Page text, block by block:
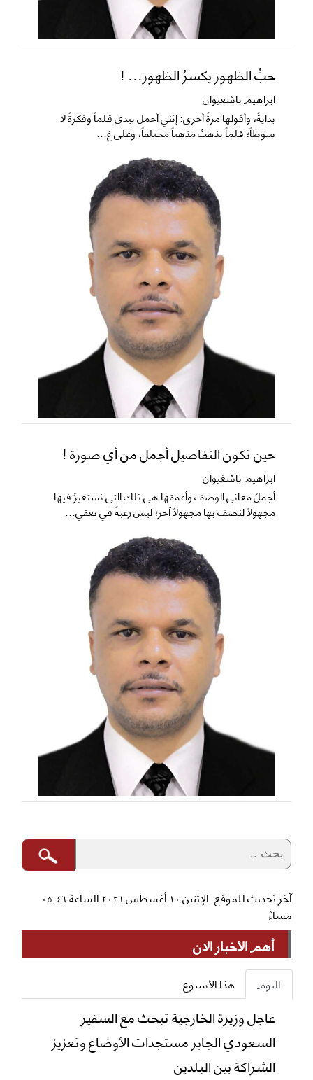
حبُّ الظهور يكسرُ الظهور... !
ابراهيم باشغيوان
​بدايةً، وأقولها مرةً أخرى: إنني أحمل بيدي قلماً وفكرةً لا
سوطاً؛ قلماً يذهبُ مذهباً مختلفاً، وعلى غ...
حين تكون التفاصيل أجمل من أي صورة !
ابراهيم باشغيوان
​أجملُ معاني الوصف وأعمقها هي تلك التي نستعيرُ فيها
مجهولاً لنصفَ بها مجهولاً آخر؛ ليس رغبةً في تعقي...
آخر تحديث للموقع: الإثنين ١٠ أغسطس ٢٠٢٦ الساعة ٠٥:٤٦
مساءً
أهم الأخبار الان
اليوم هذا الأسبوع
عاجل وزيرة الخارجية تبحث مع السفير
السعودي الجابر مستجدات الأوضاع وتعزيز
الشراكة بين البلدين